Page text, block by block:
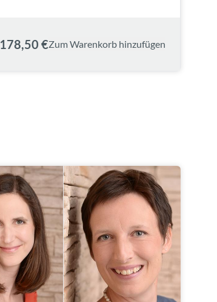
178,50 €Zum Warenkorb hinzufügen